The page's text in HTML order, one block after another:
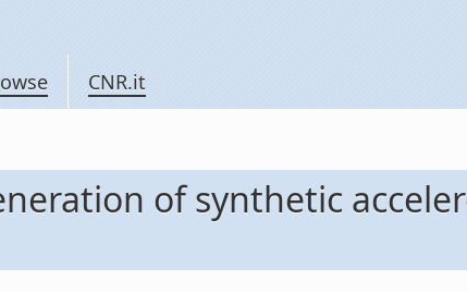
CNR.it
of synthetic